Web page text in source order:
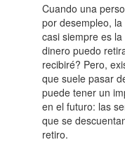
Cuando una
por desempleo,
casi siempre es
dinero puedo
recibiré? Pero,
que suele pasar
puede tener un
en el futuro: las
que se
retiro.